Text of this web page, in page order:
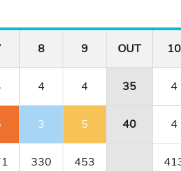
8 9 OUT 10
4 4 35 4
3 5 40 4
330 453